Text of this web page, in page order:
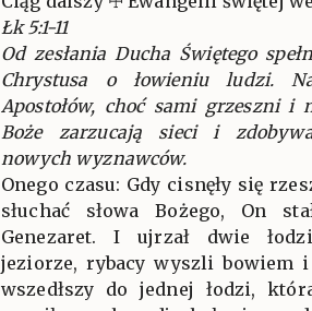
Łk 5:1-11
Od zesłania Ducha Świętego
Chrystusa o łowieniu ludzi.
Apostołów, choć sami grzeszni i
Boże zarzucają sieci i
nowych wyznawców.
Onego czasu: Gdy cisnęły się
słuchać słowa Bożego, On
Genezaret. I ujrzał dwie
jeziorze, rybacy wyszli bowiem
wszedłszy do jednej łodzi,